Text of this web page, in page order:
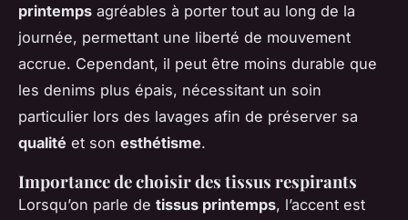
printemps agréables à porter tout au long de la
journée, permettant une liberté de mouvement
accrue. Cependant, il peut être moins durable que
les denims plus épais, nécessitant un soin
particulier lors des lavages afin de préserver sa
qualité et son esthétisme.
Importance de choisir des tissus respirants
Lorsqu’on parle de tissus printemps, l’accent est